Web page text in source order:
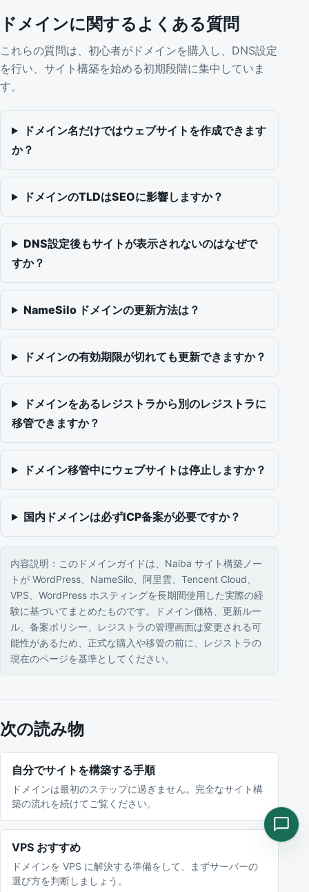
ドメインに関するよくある質問
これらの質問は、初心者がドメインを購入し、DNS設定
を行い、サイト構築を始める初期段階に集中していま
す。
ドメイン名だけではウェブサイトを作成できます
か？
ドメインのTLDはSEOに影響しますか？
DNS設定後もサイトが表示されないのはなぜで
すか？
NameSilo ドメインの更新方法は？
ドメインの有効期限が切れても更新できますか？
ドメインをあるレジストラから別のレジストラに
移管できますか？
ドメイン移管中にウェブサイトは停止しますか？
国内ドメインは必ずICP备案が必要ですか？
内容説明：このドメインガイドは、Naiba サイト構築ノー
トが WordPress、NameSilo、阿里雲、Tencent Cloud、
VPS、WordPress ホスティングを長期間使用した実際の経
験に基づいてまとめたものです。ドメイン価格、更新ルー
ル、备案ポリシー、レジストラの管理画面は変更される可
能性があるため、正式な購入や移管の前に、レジストラの
現在のページを基準としてください。
次の読み物
自分でサイトを構築する手順
ドメインは最初のステップに過ぎません。完全なサイト構
築の流れを続けてご覧ください。
VPS おすすめ
ドメインを VPS に解決する準備をして、まずサーバーの
選び方を判断しましょう。